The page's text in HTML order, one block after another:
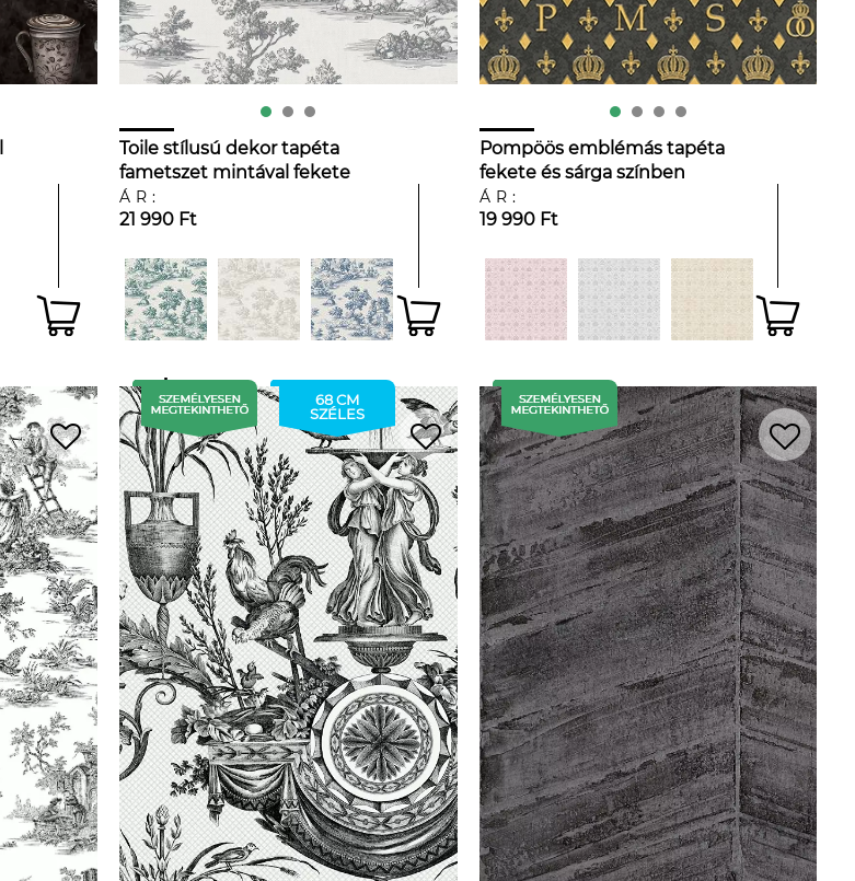
Toile stílusú dekor tapéta
fametszet mintával fekete
színben
ÁR:
21 990 Ft
Pompöös emblémás tapéta
fekete és sárga színben
ÁR:
19 990 Ft
68 CM
SZÉLES